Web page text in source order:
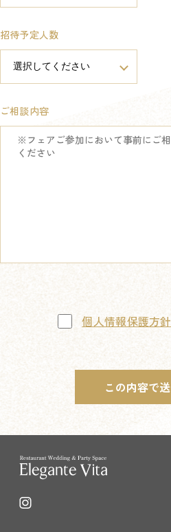
招待予定人数
ご相談内容
個人情報保護方針